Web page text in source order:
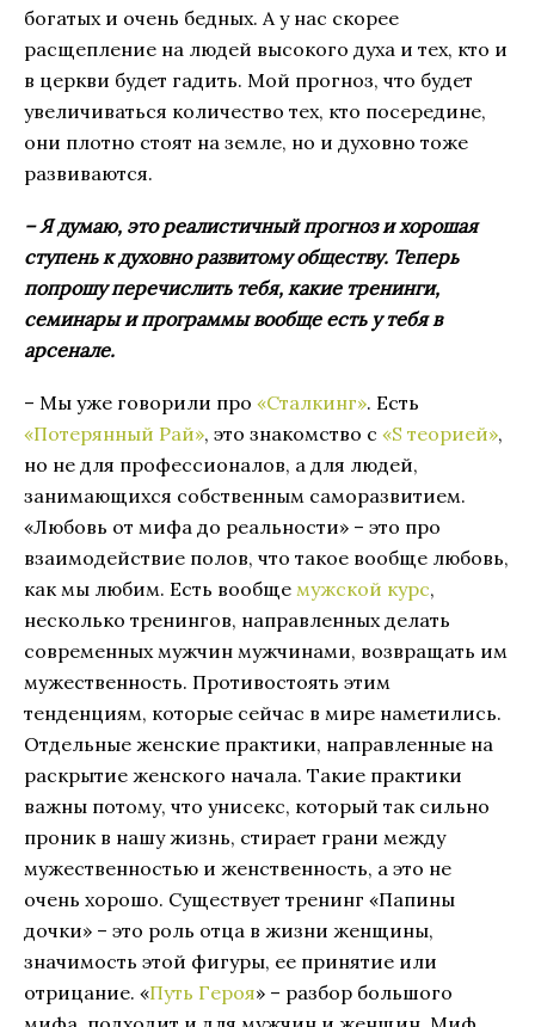
богатых и очень бедных. А у нас скорее
расщепление на людей высокого духа и тех, кто и
в церкви будет гадить. Мой прогноз, что будет
увеличиваться количество тех, кто посередине,
они плотно стоят на земле, но и духовно тоже
развиваются.
– Я думаю, это реалистичный прогноз и хорошая
ступень к духовно развитому обществу. Теперь
попрошу перечислить тебя, какие тренинги,
семинары и программы вообще есть у тебя в
арсенале.
– Мы уже говорили про «Сталкинг». Есть
«Потерянный Рай», это знакомство с «S теорией»,
но не для профессионалов, а для людей,
занимающихся собственным саморазвитием.
«Любовь от мифа до реальности» – это про
взаимодействие полов, что такое вообще любовь,
как мы любим. Есть вообще мужской курс,
несколько тренингов, направленных делать
современных мужчин мужчинами, возвращать им
мужественность. Противостоять этим
тенденциям, которые сейчас в мире наметились.
Отдельные женские практики, направленные на
раскрытие женского начала. Такие практики
важны потому, что унисекс, который так сильно
проник в нашу жизнь, стирает грани между
мужественностью и женственность, а это не
очень хорошо. Существует тренинг «Папины
дочки» – это роль отца в жизни женщины,
значимость этой фигуры, ее принятие или
отрицание. «Путь Героя» – разбор большого